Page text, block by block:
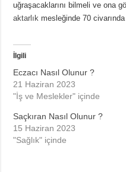
uğraşacaklarını bilmeli ve ona
aktarlık mesleğinde 70
İlgili
Eczacı Nasıl Olunur ?
21 Haziran 2023
"İş ve Meslekler" içinde
Saçkıran Nasıl Olunur ?
15 Haziran 2023
"Sağlık" içinde